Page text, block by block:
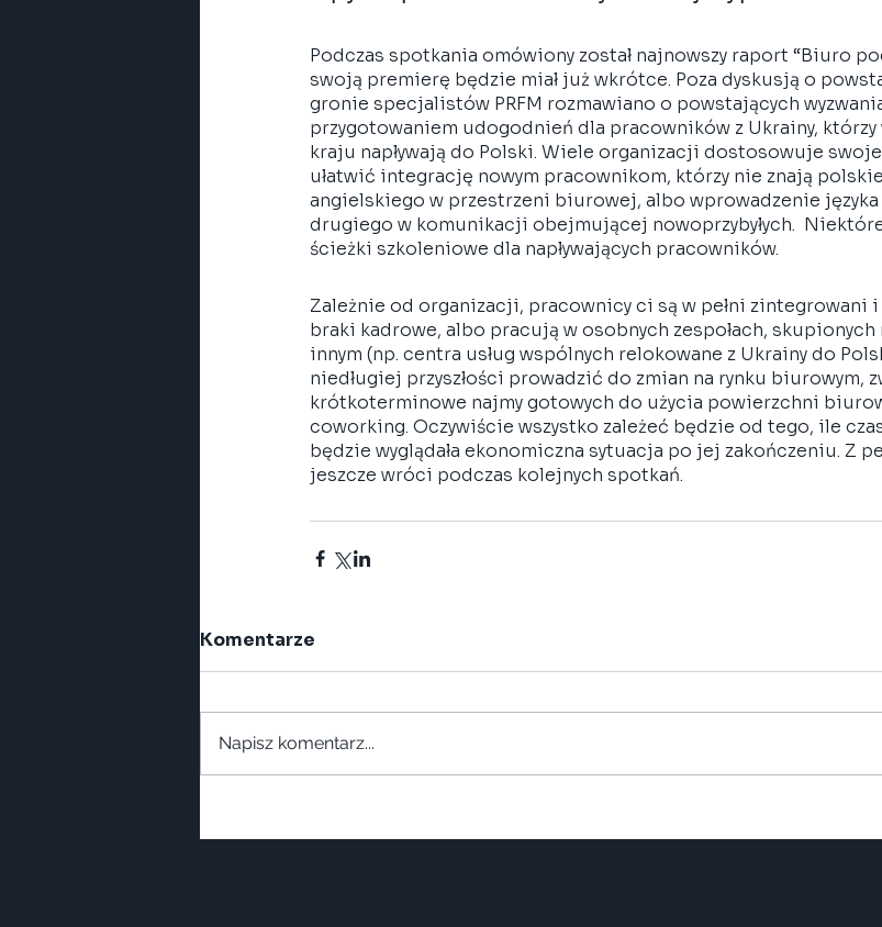
Podczas spotkania omówiony został najnowszy raport “Biuro
swoją premierę będzie miał już wkrótce. Poza dyskusją o
gronie specjalistów PRFM rozmawiano o powstających
przygotowaniem udogodnień dla pracowników z Ukrainy, którzy
kraju napływają do Polski. Wiele organizacji dostosowuje
ułatwić integrację nowym pracownikom, którzy nie znają
angielskiego w przestrzeni biurowej, albo wprowadzenie
drugiego w komunikacji obejmującej nowoprzybyłych.
ścieżki szkoleniowe dla napływających pracowników.
Zależnie od organizacji, pracownicy ci są w pełni zintegrowani
braki kadrowe, albo pracują w osobnych zespołach,
innym (np. centra usług wspólnych relokowane z Ukrainy do
niedługiej przyszłości prowadzić do zmian na rynku biurowym,
krótkoterminowe najmy gotowych do użycia powierzchni
coworking. Oczywiście wszystko zależeć będzie od tego, ile
będzie wyglądała ekonomiczna sytuacja po jej zakończeniu. Z
jeszcze wróci podczas kolejnych spotkań.
Komentarze
Napisz komentarz...